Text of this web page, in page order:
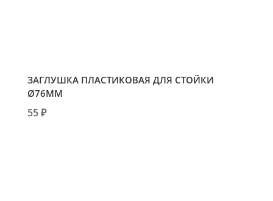
ЗАГЛУШКА ПЛАСТИКОВАЯ ДЛЯ СТОЙКИ
Ø76ММ
55 ₽